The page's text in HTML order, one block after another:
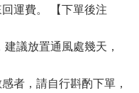
運費。 【下單後注
議放置通風處幾天，
者，請自行斟酌下單，